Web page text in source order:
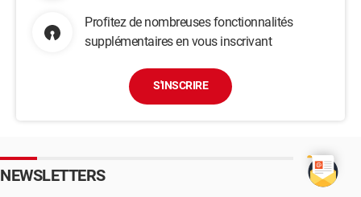
Profitez de nombreuses fonctionnalités
supplémentaires en vous inscrivant
S'INSCRIRE
NEWSLETTERS